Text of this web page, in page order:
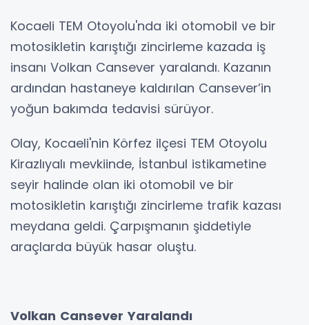
Kocaeli TEM Otoyolu'nda iki otomobil ve bir
motosikletin karıştığı zincirleme kazada iş
insanı Volkan Cansever yaralandı. Kazanın
ardından hastaneye kaldırılan Cansever’in
yoğun bakımda tedavisi sürüyor.
Olay, Kocaeli'nin Körfez ilçesi TEM Otoyolu
Kirazlıyalı mevkiinde, İstanbul istikametine
seyir halinde olan iki otomobil ve bir
motosikletin karıştığı zincirleme trafik kazası
meydana geldi. Çarpışmanın şiddetiyle
araçlarda büyük hasar oluştu.
Volkan Cansever Yaralandı